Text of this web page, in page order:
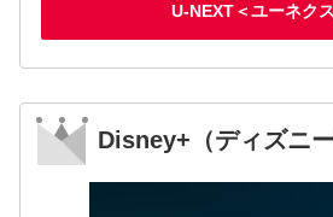
U-NEXT＜ユーネク
Disney+（ディズニー